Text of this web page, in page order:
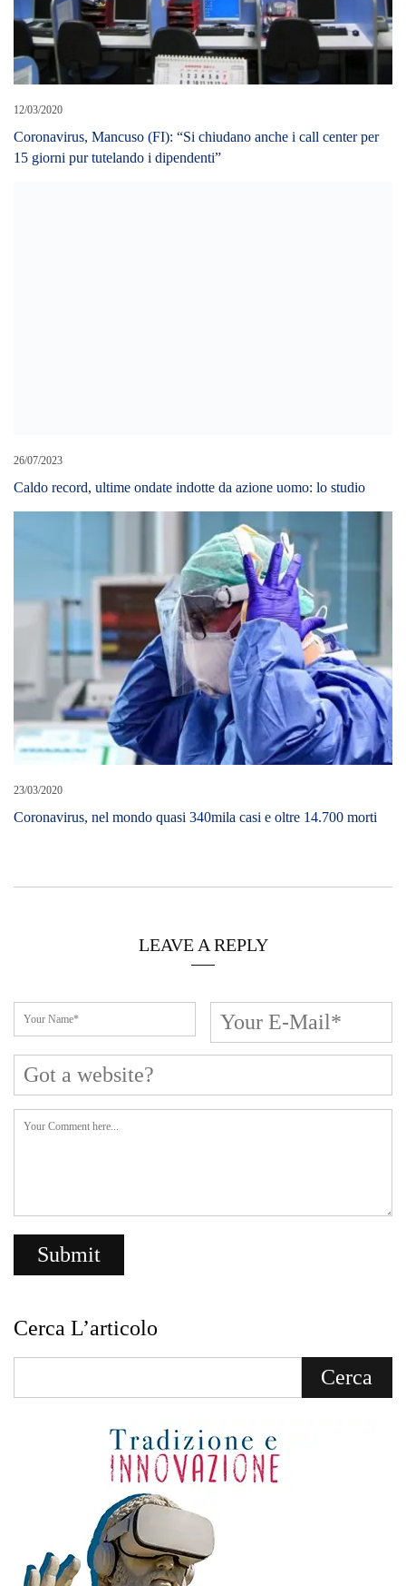
12/03/2020
Coronavirus, Mancuso (FI): “Si chiudano anche i call center per
15 giorni pur tutelando i dipendenti”
26/07/2023
Caldo record, ultime ondate indotte da azione uomo: lo studio
23/03/2020
Coronavirus, nel mondo quasi 340mila casi e oltre 14.700 morti
LEAVE A REPLY
Cerca L’articolo